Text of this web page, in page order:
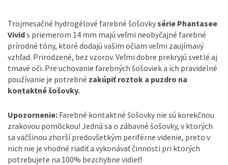
Trojmesačné hydrogélové farebné šošovkysérie Phantasee
Vivids priemerom 14 mm majú veľmi neobyčajné farebné
prírodné tóny, ktoré dodajú vašim očiam veľmi zaujímavý
vzhľad. Prirodzené, bez vzorov. Veľmi dobre prekryjú svetlé aj
tmavé oči. Pre uchovanie farebných šošoviek a ich pravidelné
používanie je potrebné zakúpiť roztok a puzdro na
kontaktné šošovky.
Upozornenie: Farebné kontaktné šošovky nie sú korekčnou
zrakovou pomôckou! Jedná sa o zábavné šošovky, v ktorých
sa väčšinou zhorší predovšetkým periférne videnie, preto v
nich nie je vhodné riadiť a vykonávať činnosti pri ktorých
potrebujete na 100% bezchybne vidieť!